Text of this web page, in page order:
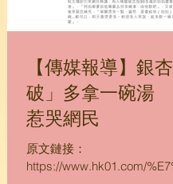
【傳媒報導】銀
破」多拿一碗湯
惹哭網民
原文鏈接：
https://www.hk01.com/